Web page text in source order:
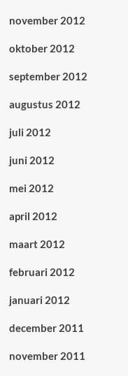
november 2012
oktober 2012
september 2012
augustus 2012
juli 2012
juni 2012
mei 2012
april 2012
maart 2012
februari 2012
januari 2012
december 2011
november 2011